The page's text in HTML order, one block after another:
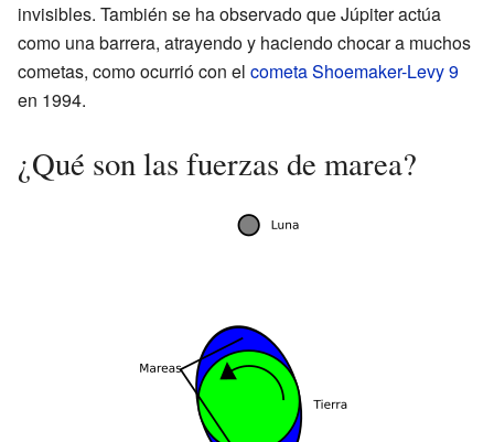
invisibles. También se ha observado que Júpiter actúa
como una barrera, atrayendo y haciendo chocar a muchos
cometas, como ocurrió con el cometa Shoemaker-Levy 9
en 1994.
¿Qué son las fuerzas de marea?